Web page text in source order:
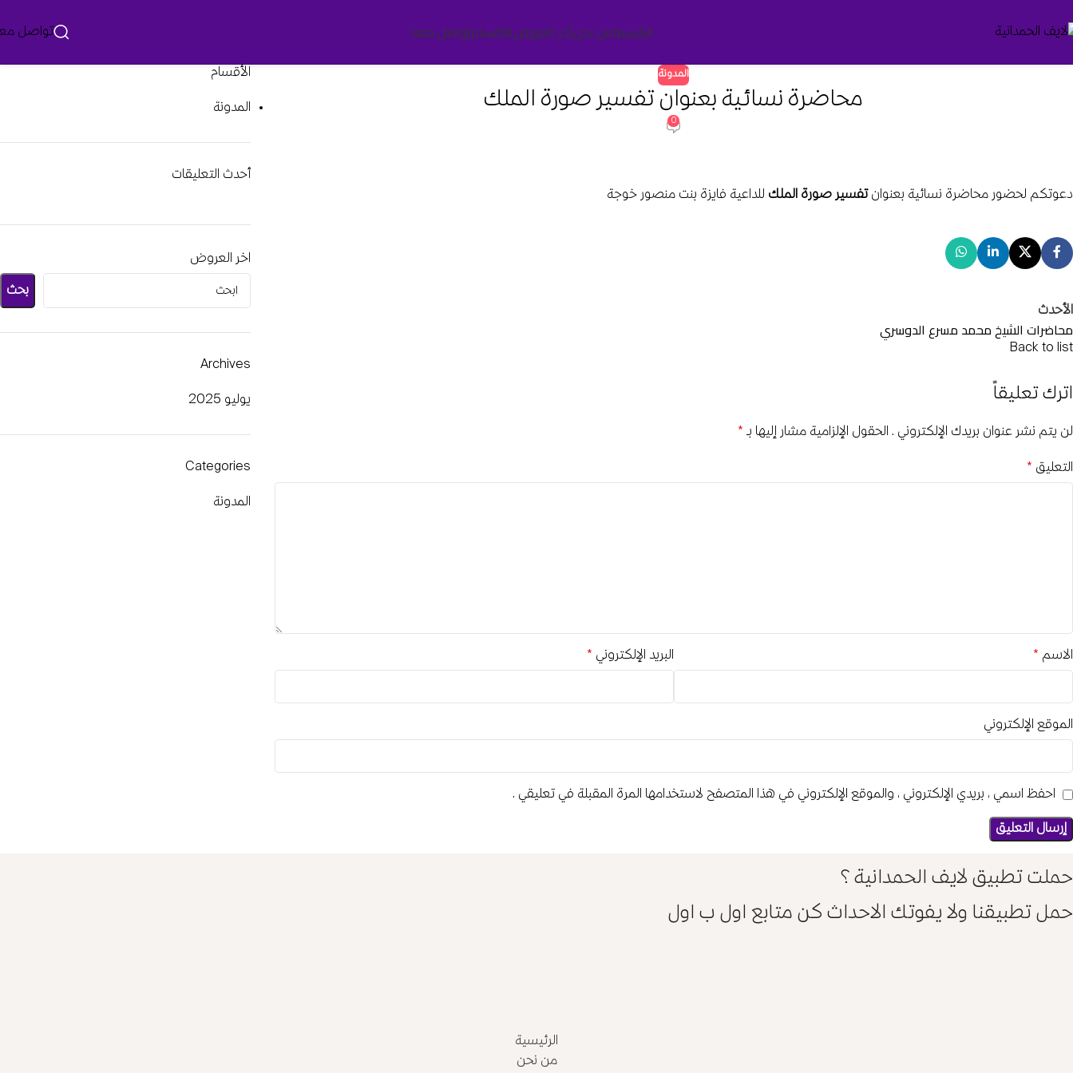
الرئيسيةمن نحنأخر العروضالأقسامتواصل معنا تواصل
المدونة
محاضرة نسائية بعنوان تفسير صورة الملك
0
دعوتكم لحضور محاضرة نسائية بعنوانتفسير صورة الملك للداعية فايزة بنت منصور خوجة
الأحدث
محاضرات الشيخ محمد مسرع الدوسري
Back to list
اترك تعليقاً
لن يتم نشر عنوان بريدك الإلكتروني. الحقول الإلزامية مشار إليها بـ *
التعليق *
الاسم * البريد الإلكتروني *
الموقع الإلكتروني
احفظ اسمي، بريدي الإلكتروني، والموقع الإلكتروني في هذا المتصفح لاستخدامها المرة المقبلة في تعليقي.
الأقسام
المدونة
أحدث التعليقات
اخر العروض
بحث
Archives
يوليو 2025
Categories
المدونة
حملت تطبيق لايف الحمدانية؟
حمل تطبيقنا ولا يفوتك الاحداث كن متابع اول ب اول
الرئيسية
من نحن